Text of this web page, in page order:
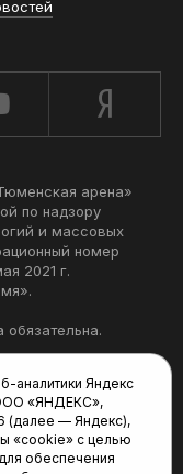
арена»
по надзору
и массовых
номер
2021 г.
28А
аналитики Яндекс
«ЯНДЕКС»,
(далее — Яндекс),
«cookie» с целью
обеспечения